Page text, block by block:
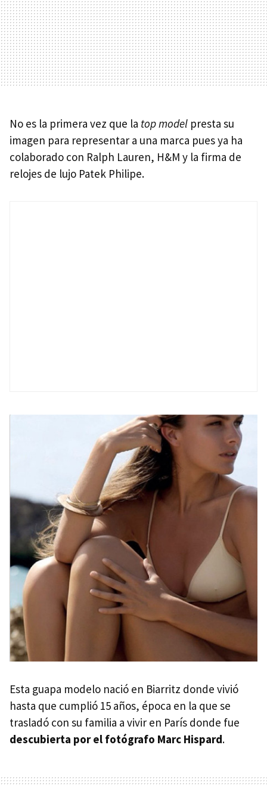
No es la primera vez que la top model presta su
imagen para representar a una marca pues ya ha
colaborado con Ralph Lauren, H&M y la firma de
relojes de lujo Patek Philipe.
Esta guapa modelo nació en Biarritz donde vivió
hasta que cumplió 15 años, época en la que se
trasladó con su familia a vivir en París donde fue
descubierta por el fotógrafo Marc Hispard.